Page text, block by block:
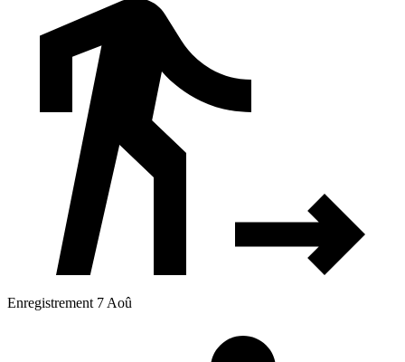
Enregistrement 7 Aoû